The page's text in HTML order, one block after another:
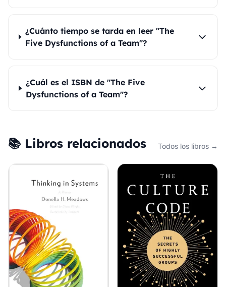
¿Cuánto tiempo se tarda en leer "The
Five Dysfunctions of a Team"?
¿Cuál es el ISBN de "The Five
Dysfunctions of a Team"?
📚 Libros relacionados Todos los libros →